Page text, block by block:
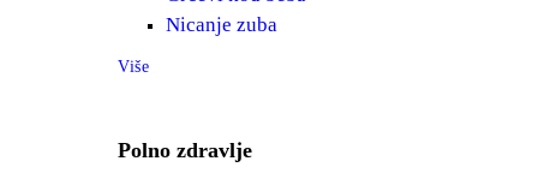
Nicanje zuba
Više
Polno zdravlje